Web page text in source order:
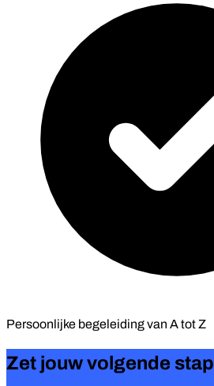
Persoonlijke begeleiding vanA tot Z
Zet jouw volgende stap